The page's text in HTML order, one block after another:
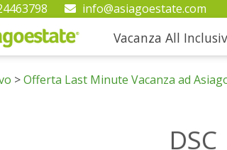
info@asiagoestate.com
Vacanza All
>Offerta Last Minute Vacanza ad